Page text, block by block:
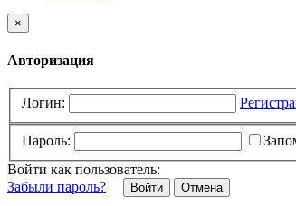
×
Авторизация
Логин:
Пароль:
Войти как пользователь:
Забыли пароль?
Отмена